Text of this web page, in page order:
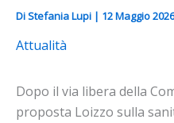
DiStefania Lupi | 12 Maggio
Attualità
Dopo il via libera della
proposta Loizzo sulla